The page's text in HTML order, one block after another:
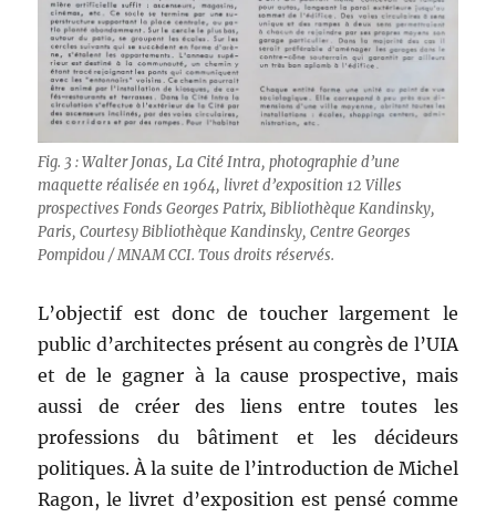
Fig. 3 : Walter Jonas, La Cité Intra, photographie d’une
maquette réalisée en 1964, livret d’exposition 12 Villes
prospectives Fonds Georges Patrix, Bibliothèque Kandinsky,
Paris, Courtesy Bibliothèque Kandinsky, Centre Georges
Pompidou / MNAM CCI. Tous droits réservés.
L’objectif est donc de toucher largement le
public d’architectes présent au congrès de l’UIA
et de le gagner à la cause prospective, mais
aussi de créer des liens entre toutes les
professions du bâtiment et les décideurs
politiques. À la suite de l’introduction de Michel
Ragon, le livret d’exposition est pensé comme